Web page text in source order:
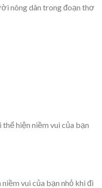
nông dân trong đoạn thơ
hiện niềm vui của bạn
vui của bạn nhỏ khi đi